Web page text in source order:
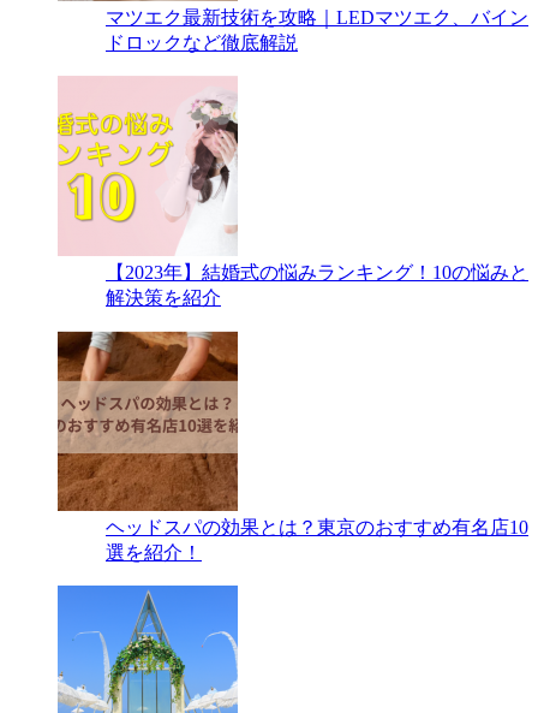
マツエク最新技術を攻略｜LEDマツエク、バイン
ドロックなど徹底解説
【2023年】結婚式の悩みランキング！10の悩みと
解決策を紹介
ヘッドスパの効果とは？東京のおすすめ有名店10
選を紹介！